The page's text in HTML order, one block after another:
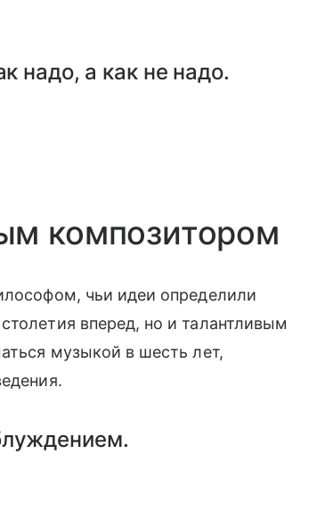
надо, а как не надо.
композитором
чьи идеи определили
вперед, но и талантливым
музыкой в шесть лет,